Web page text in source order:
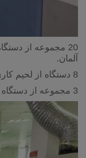
آلمان.
8 دستگاه از لحیم کاری خودکار دستگاه خمیر.
3 مجموعه از دستگاه های تست شوک.